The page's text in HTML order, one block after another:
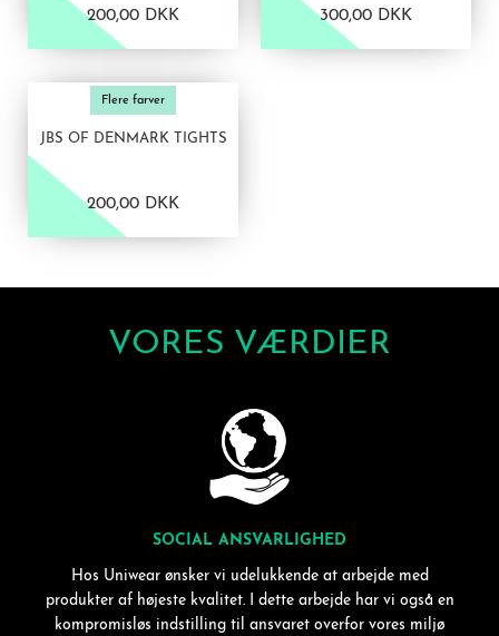
200,00 DKK 300,00 DKK
Flere farver
JBS OF DENMARK TIGHTS
200,00 DKK
VORES VÆRDIER
SOCIAL ANSVARLIGHED
Hos Uniwear ønsker vi udelukkende at arbejde med
produkter af højeste kvalitet. I dette arbejde har vi også en
kompromisløs indstilling til ansvaret overfor vores miljø